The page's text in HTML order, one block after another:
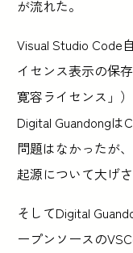
が流れた。
Visual Studio Code
イセンス表示の保
寛容ライセンス」
Digital Guandongは
問題はなかったが
起源について大げ
そしてDigital
ープンソースの